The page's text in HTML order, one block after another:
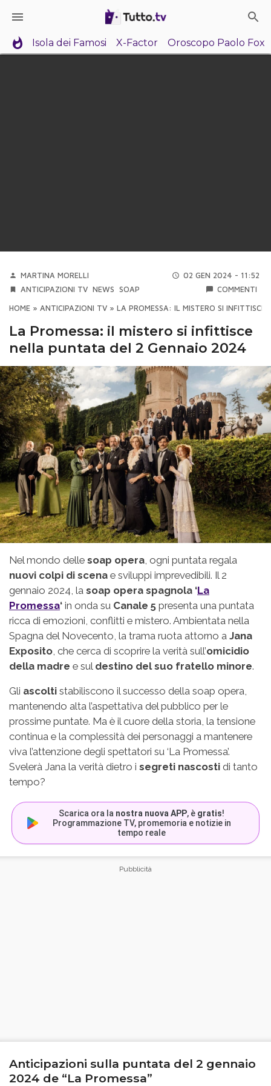
Isola dei Famosi X-Factor Oroscopo Paolo Fox
MARTINA MORELLI
02 GEN 2024 - 11:52
ANTICIPAZIONI TV NEWS SOAP COMMENTI
HOME » ANTICIPAZIONI TV » LA PROMESSA: IL MISTERO SI
La Promessa: il mistero si infittisce
nella puntata del 2 Gennaio 2024
Nel mondo delle soap opera, ogni puntata regala
nuovi colpi di scena e sviluppi imprevedibili. Il 2
gennaio 2024, la soap opera spagnola ‘La
Promessa‘ in onda su Canale 5 presenta una puntata
ricca di emozioni, conflitti e mistero. Ambientata nella
Spagna del Novecento, la trama ruota attorno a Jana
Exposito, che cerca di scoprire la verità sull’omicidio
della madre e sul destino del suo fratello minore.
Gli ascolti stabiliscono il successo della soap opera,
mantenendo alta l’aspettativa del pubblico per le
prossime puntate. Ma è il cuore della storia, la tensione
continua e la complessità dei personaggi a mantenere
viva l’attenzione degli spettatori su ‘La Promessa’.
Svelerà Jana la verità dietro i segreti nascosti di tanto
tempo?
Scarica ora la nostra nuova APP, è gratis!
Programmazione TV, promemoria e notizie in
tempo reale
Anticipazioni sulla puntata del 2 gennaio
2024 de “La Promessa”